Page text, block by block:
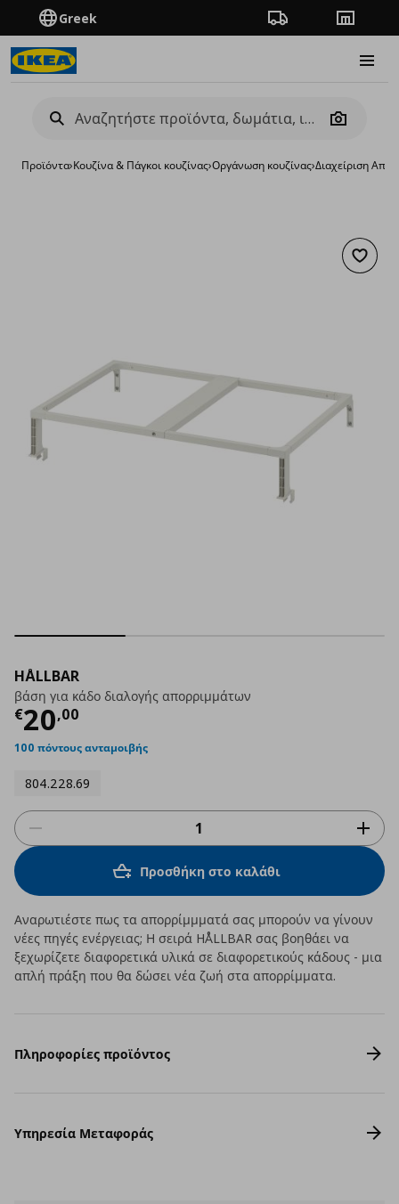
Greek Πορεία παραγγελίας
Camera
Προϊόντα›Κουζίνα & Πάγκοι κουζίνας›Οργάνωση κουζίνας›Διαχείριση
HÅLLBAR
βάση για κάδο διαλογής απορριμμάτων
€20,00
Τρέχουσα τιμή
100 πόντους ανταμοιβής
804.228.69
Προσθήκη στο καλάθι
Αναρωτιέστε πως τα απορρίμμματά σας μπορούν να γίνουν
νέες πηγές ενέργειας; Η σειρά HÅLLBAR σας βοηθάει να
ξεχωρίζετε διαφορετικά υλικά σε διαφορετικούς κάδους - μια
απλή πράξη που θα δώσει νέα ζωή στα απορρίμματα.
Πληροφορίες προϊόντος
Υπηρεσία Μεταφοράς